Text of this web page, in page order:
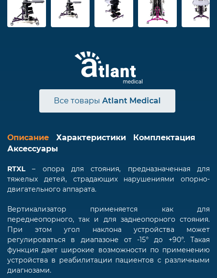
Все товары Atlant Medical
Описание Характеристики
Комплектация
Аксессуары
RTXL– опора для стояния, предназначенная для
тяжелых детей, страдающих нарушениями опорно-
двигательного аппарата.
Вертикализатор применяется как для
переднеопорного, так и для заднеопорного стояния.
При этом угол наклона устройства может
регулироваться в диапазоне от -15° до +90°. Такая
функция дает широкие возможности по применению
устройства в реабилитации пациентов с различными
диагнозами.